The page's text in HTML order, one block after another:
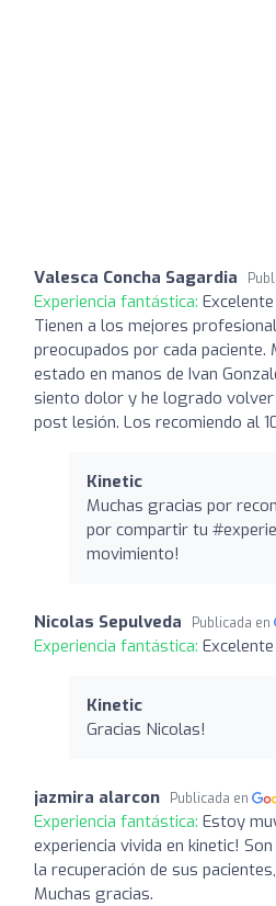
Valesca Concha Sagardia
Experiencia fantástica:
Tienen a los mejores
preocupados por cada paciente.
estado en manos de Ivan
siento dolor y he logrado
post lesión. Los recomiendo al
Kinetic
Muchas gracias por
por compartir tu
movimiento!
Nicolas Sepulveda Publicada en
Experiencia fantástica:
Kinetic
Gracias Nicolas!
jazmira alarcon Publicada en
Experiencia fantástica: Estoy
experiencia vivida en kinetic!
la recuperación de sus
Muchas gracias.